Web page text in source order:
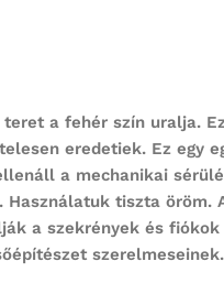
a fehér szín uralja.
eredetiek. Ez egy
a mechanikai
tiszta
a szekrények és
szerelmeseinek.